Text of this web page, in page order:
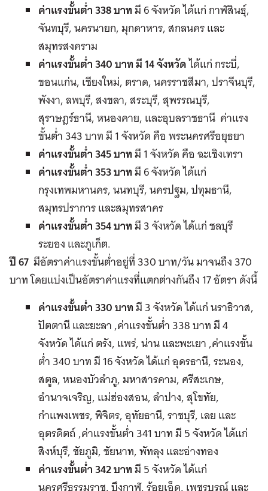
ค่าแรงขั้นต่ำ 338 บาทมี 6 จังหวัด ได้แก่ กาฬสินธุ์,
จันทบุรี, นครนายก, มุกดาหาร, สกลนคร และ
สมุทรสงคราม
ค่าแรงขั้นต่ำ 340 บาท มี 14 จังหวัดได้แก่ กระบี่,
ขอนแก่น, เชียงใหม่, ตราด, นครราชสีมา, ปราจีนบุรี,
พังงา, ลพบุรี, สงขลา, สระบุรี, สุพรรณบุรี,
สุราษฎร์ธานี, หนองคาย, และอุบลราชธานี ค่าแรง
ขั้นต่ำ 343 บาท มี 1 จังหวัด คือ พระนครศรีอยุธยา
ค่าแรงขั้นต่ำ 345 บาทมี 1 จังหวัด คือ ฉะเชิงเทรา
ค่าแรงขั้นต่ำ 353 บาทมี 6 จังหวัด ได้แก่
กรุงเทพมหานคร, นนทบุรี, นครปฐม, ปทุมธานี,
สมุทรปราการ และสมุทรสาคร
ค่าแรงขั้นต่ำ 354 บาทมี 3 จังหวัด ได้แก่ ชลบุรี
ระยอง และภูเก็ต.
ปี 67 มีอัตราค่าแรงขั้นต่ำอยู่ที่ 330 บาท/วัน มาจนถึง 370
บาท โดยแบ่งเป็นอัตราค่าแรงที่แตกต่างกันถึง 17 อัตรา ดังนี้
ค่าแรงขั้นต่ำ 330 บาทมี 3 จังหวัด ได้แก่ นราธิวาส,
ปัตตานี และยะลา ,ค่าแรงขั้นต่ำ 338 บาท มี 4
จังหวัด ได้แก่ ตรัง, แพร่, น่าน และพะเยา ,ค่าแรงขั้น
ต่ำ 340 บาท มี 16 จังหวัด ได้แก่ อุดรธานี, ระนอง,
สตูล, หนองบัวลำภู, มหาสารคาม, ศรีสะเกษ,
อำนาจเจริญ, แม่ฮ่องสอน, ลำปาง, สุโขทัย,
กำแพงเพชร, พิจิตร, อุทัยธานี, ราชบุรี, เลย และ
อุตรดิตถ์ ,ค่าแรงขั้นต่ำ 341 บาท มี 5 จังหวัด ได้แก่
สิงห์บุรี, ชัยภูมิ, ชัยนาท, พัทลุง และอ่างทอง
ค่าแรงขั้นต่ำ 342 บาทมี 5 จังหวัด ได้แก่
นครศรีธรรมราช, บึงกาฬ, ร้อยเอ็ด, เพชรบูรณ์ และ